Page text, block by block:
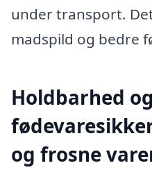
under transport.
madspild og bedre
Holdbarhed og
og frosne